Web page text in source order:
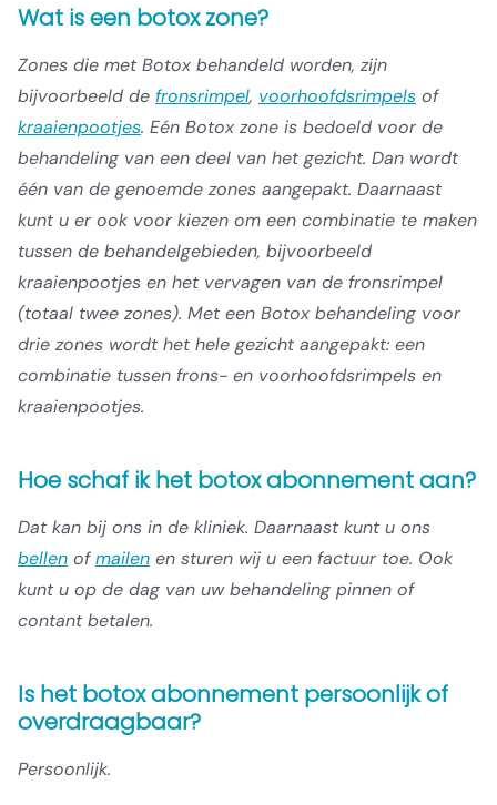
Wat is een botox zone?
Zones die met Botox behandeld worden, zijn
bijvoorbeeld de fronsrimpel, voorhoofdsrimpels of
kraaienpootjes. Eén Botox zone is bedoeld voor de
behandeling van een deel van het gezicht. Dan wordt
één van de genoemde zones aangepakt. Daarnaast
kunt u er ook voor kiezen om een combinatie te maken
tussen de behandelgebieden, bijvoorbeeld
kraaienpootjes en het vervagen van de fronsrimpel
(totaal twee zones). Met een Botox behandeling voor
drie zones wordt het hele gezicht aangepakt: een
combinatie tussen frons- en voorhoofdsrimpels en
kraaienpootjes.
Hoe schaf ik het botox abonnement aan?
Dat kan bij ons in de kliniek. Daarnaast kunt u ons
bellen ofmailen en sturen wij u een factuur toe. Ook
kunt u op de dag van uw behandeling pinnen of
contant betalen.
Is het botox abonnement persoonlijk of
overdraagbaar?
Persoonlijk.